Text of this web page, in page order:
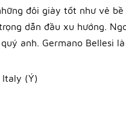
đôi giày tốt như vẻ
dẫn đầu xu hướng.
anh. Germano Bellesi
(Ý)